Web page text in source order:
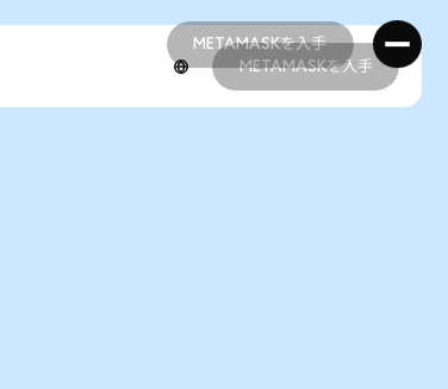
METAMASKを入手
METAMASKを入手
METAMASKを入手